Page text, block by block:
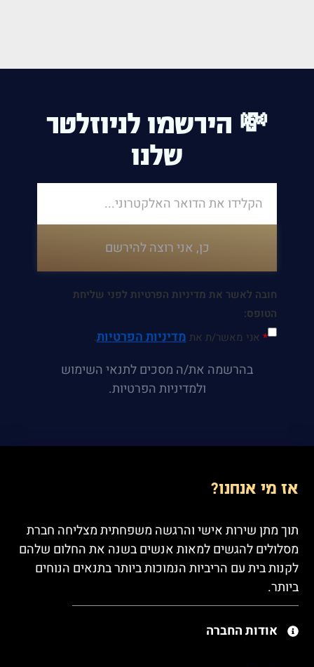
💸 הירשמו לניוזלטר
שלנו
כן, אני רוצה להירשם
חובה לאשר את מדיניות הפרטיות לפני שליחת
הטופס:
* אני מאשר/ת את מדיניות הפרטיות.
בהרשמה את/ה מסכים לתנאי השימוש
ולמדיניות הפרטיות.
אז מי אנחנו?
תוך מתן שירות אישי והרגשה משפחתית מצליחה חברת
מסלולים להגשים למאות אנשים בשנה את החלום שלהם
לקנות בית עם הריביות הנמוכות ביותר בתנאים הנוחים
ביותר.
אודות החברה